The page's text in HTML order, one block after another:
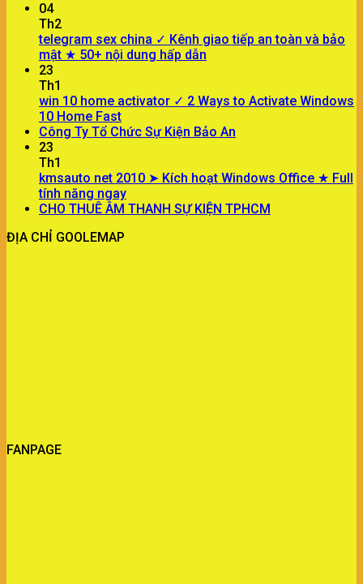
04
Th2
telegram sex china ✓ Kênh giao tiếp an toàn và bảo
mật ★ 50+ nội dung hấp dẫn
23
Th1
win 10 home activator ✓ 2 Ways to Activate Windows
10 Home Fast
Công Ty Tổ Chức Sự Kiện Bảo An
23
Th1
kmsauto net 2010 ➤ Kích hoạt Windows Office ★ Full
tính năng ngay
CHO THUÊ ÂM THANH SỰ KIỆN TPHCM
ĐỊA CHỈ GOOLEMAP
FANPAGE